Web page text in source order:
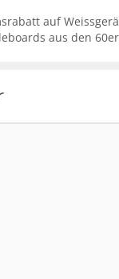
auf
aus den